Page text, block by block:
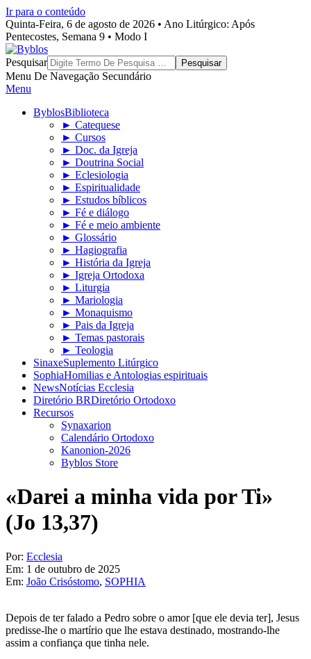
Ir para o conteúdo
Quinta-Feira, 6 de agosto de 2026 • Ano Litúrgico: Após
Pentecostes, Semana 9 • Modo I
Byblos
Pesquisar
Menu De Navegação Secundário
Menu
ByblosBiblioteca
► Catequese
► Cursos
► Doc. da Igreja
► Doutrina Social
► Eclesiologia
► Espiritualidade
► Estudos bíblicos
► Fé e diálogo
► Fé e meio ambiente
► Glossário
► Hagiografia
► História da Igreja
► Igreja Ortodoxa
► Liturgia
► Mariologia
► Monaquismo
► Pais da Igreja
► Temas pastorais
► Teologia
SinaxeSuplemento Litúrgico
SophiaHomilias e Antologias espirituais
NewsNotícias Ecclesia
Diretório BRDiretório Ortodoxo
Recursos
Synaxarion
Calendário Ortodoxo
Kanonion-2026
Byblos Store
«Darei a minha vida por Ti»
(Jo 13,37)
Por: Ecclesia
Em: 1 de outubro de 2025
Em: João Crisóstomo, SOPHIA
Depois de ter falado a Pedro sobre o amor [que ele devia ter], Jesus
predisse-lhe o martírio que lhe estava destinado, mostrando-lhe
assim a confiança que tinha nele.